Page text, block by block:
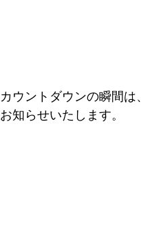
カウントダウンの瞬間
お知らせいたします。